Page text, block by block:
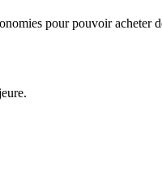
pour pouvoir acheter